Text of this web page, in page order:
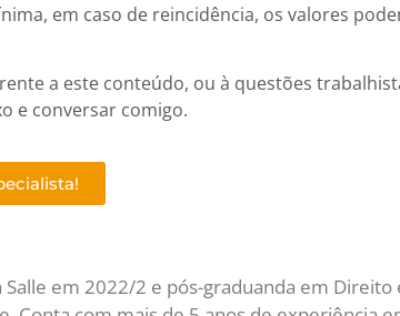
em caso de reincidência, os valores
a este conteúdo, ou à questões
e conversar comigo.
em 2022/2 e pós-graduanda em Direito